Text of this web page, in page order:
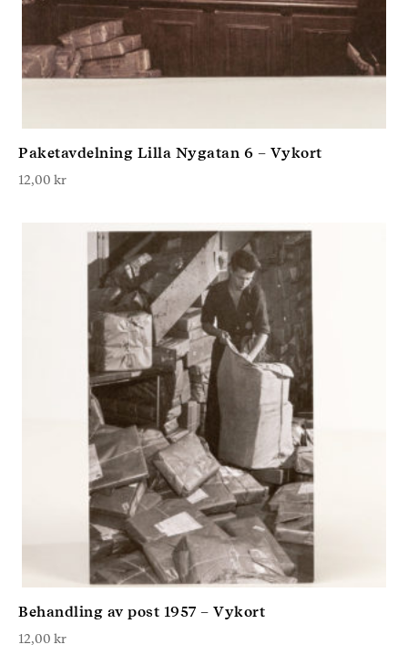
Paketavdelning Lilla Nygatan 6 – Vykort
12,00 kr
Behandling av post 1957 – Vykort
12,00 kr